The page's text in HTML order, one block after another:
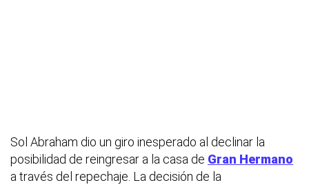
Sol Abraham dio un giro inesperado al declinar la
posibilidad de reingresar a la casa de Gran Hermano
a través del repechaje. La decisión de la